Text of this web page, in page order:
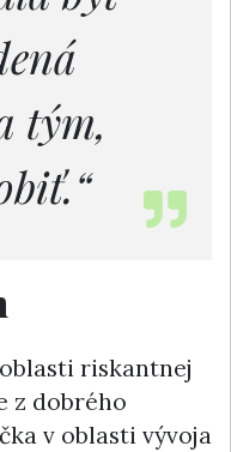
tým,
riskantnej
z dobrého
v oblasti vývoja